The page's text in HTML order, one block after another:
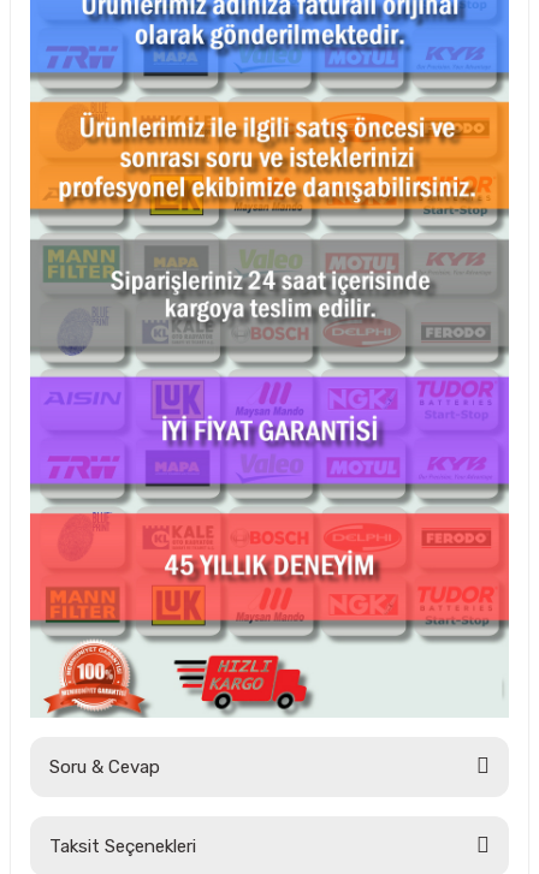
Soru & Cevap
Ürün hakkında henüz soru sorulmamış.
Taksit Seçenekleri